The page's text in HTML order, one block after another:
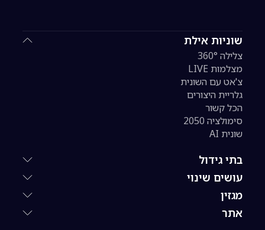
שוניות אילת
צלילה 360°
מצלמות LIVE
צ'אט עם השונית
גלריית היצורים
הכל קשור
סימולציה 2050
שונית AI
בתי גידול
עושים שינוי
מגזין
אתר